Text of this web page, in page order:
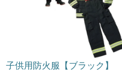
子供用防火服【ブラック】